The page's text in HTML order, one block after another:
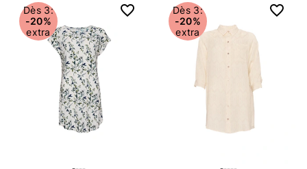
Dès 3:
-20%
extra
Dès 3:
-20%
extra